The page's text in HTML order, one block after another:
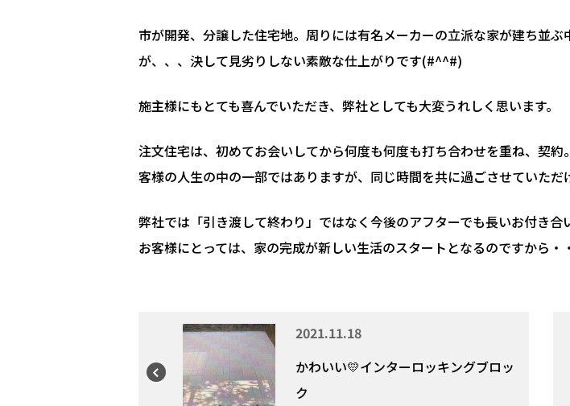
市が開発、分譲した住宅地。周りには有名メーカーの立派な家が建ち並
が、、、決して見劣りしない素敵な仕上がりです(#^^#)
施主様にもとても喜んでいただき、弊社としても大変うれしく思います。
注文住宅は、初めてお会いしてから何度も何度も打ち合わせを重ね、契
客様の人生の中の一部ではありますが、同じ時間を共に過ごさせていただ
弊社では「引き渡して終わり」ではなく今後のアフターでも長いお付き
お客様にとっては、家の完成が新しい生活のスタートとなるのですから・
2021.11.18
かわいい💛インターロッキングブロッ
ク